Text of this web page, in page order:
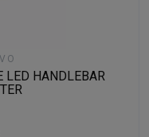
HANDLEBAR